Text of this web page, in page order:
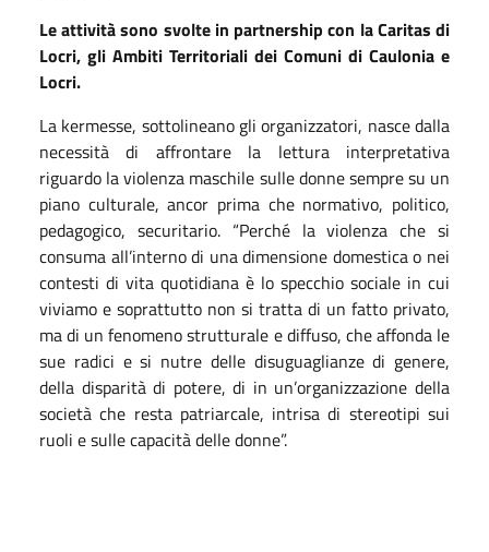
Le attività sono svolte in partnership con la Caritas di
Locri, gli Ambiti Territoriali dei Comuni di Caulonia e
Locri.
La kermesse, sottolineano gli organizzatori, nasce dalla
necessità di affrontare la lettura interpretativa
riguardo la violenza maschile sulle donne sempre su un
piano culturale, ancor prima che normativo, politico,
pedagogico, securitario. “Perché la violenza che si
consuma all’interno di una dimensione domestica o nei
contesti di vita quotidiana è lo specchio sociale in cui
viviamo e soprattutto non si tratta di un fatto privato,
ma di un fenomeno strutturale e diffuso, che affonda le
sue radici e si nutre delle disuguaglianze di genere,
della disparità di potere, di in un’organizzazione della
società che resta patriarcale, intrisa di stereotipi sui
ruoli e sulle capacità delle donne”.